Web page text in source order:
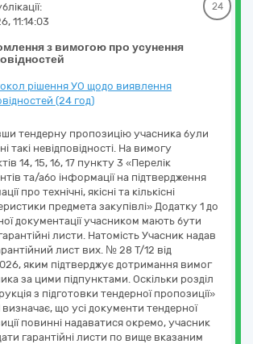
з вимогою про усунення
11:14:03
24
рішення УО щодо виявлення
(24 год)
тендерну пропозицію учасника були
такі невідповідності. На вимогу
14, 15, 16, 17 пункту 3 «Перелік
та/або інформації на підтвердження
про технічні, якісні та кількісні
предмета закупівлі» Додатку 1 до
документації учасником мають бути
листи. Натомість Учасник надав
лист вих. № 28 Т/12 від
яким підтверджує дотримання вимог
за цими підпунктами. Оскільки розділ
з підготовки тендерної пропозиції»
визначає, що усі документи тендерної
повинні надаватися окремо, учасник
гарантійні листи по вище вказаним